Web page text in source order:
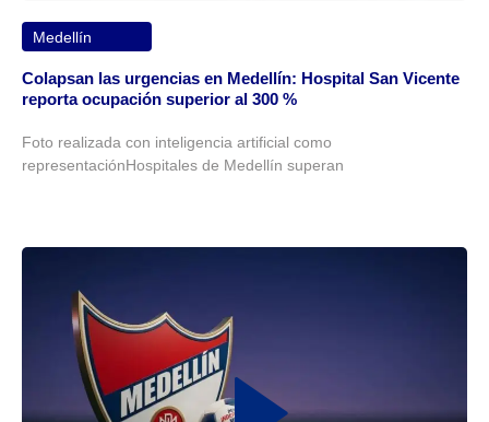
Medellín
Colapsan las urgencias en Medellín: Hospital San Vicente
reporta ocupación superior al 300 %
Foto realizada con inteligencia artificial como
representaciónHospitales de Medellín superan